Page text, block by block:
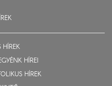
HÍREK
HÍREI
HÍREK